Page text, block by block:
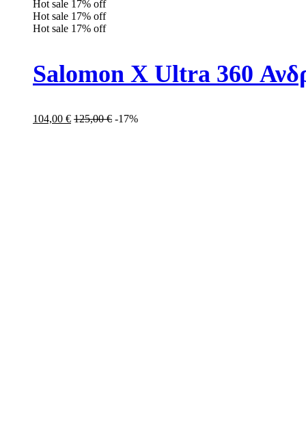
Hot sale 17% off
Hot sale 17% off
Hot sale 17% off
Salomon X Ultra 360
104,00 € 125,00€ -17%